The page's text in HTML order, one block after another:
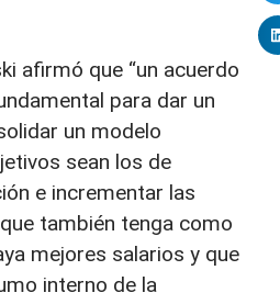
afirmó que “un acuerdo
para dar un
un modelo
sean los de
e incrementar las
también tenga como
mejores salarios y que
interno de la